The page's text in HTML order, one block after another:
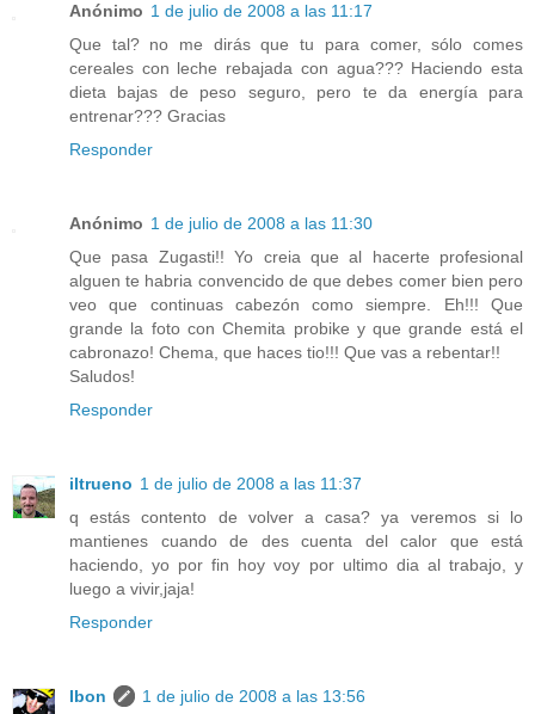
Anónimo 1 de julio de 2008 a las 11:17
Que tal? no me dirás que tu para comer, sólo comes
cereales con leche rebajada con agua??? Haciendo esta
dieta bajas de peso seguro, pero te da energía para
entrenar??? Gracias
Responder
Anónimo 1 de julio de 2008 a las 11:30
Que pasa Zugasti!! Yo creia que al hacerte profesional
alguen te habria convencido de que debes comer bien pero
veo que continuas cabezón como siempre. Eh!!! Que
grande la foto con Chemita probike y que grande está el
cabronazo! Chema, que haces tio!!! Que vas a rebentar!!
Saludos!
Responder
iltrueno 1 de julio de 2008 a las 11:37
q estás contento de volver a casa? ya veremos si lo
mantienes cuando de des cuenta del calor que está
haciendo, yo por fin hoy voy por ultimo dia al trabajo, y
luego a vivir,jaja!
Responder
Ibon
1 de julio de 2008 a las 13:56